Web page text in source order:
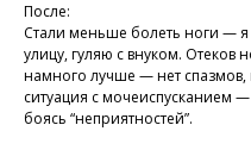
После:
Стали меньше болеть ноги —
улицу, гуляю с внуком. Отеков
намного лучше — нет спазмов,
ситуация с мочеиспусканием
боясь “неприятностей”.
Присоединяйтесь
нашей
восстановить
без лекарств и